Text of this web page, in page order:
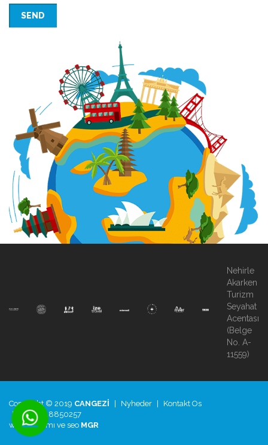
SEND
Nehirle
Akarken
Turizm
Seyahat
Acentası
(Belge
No. A-
11559)
Copyright © 2019 CANGEZİ | Nyheder |
Kontakt Os
|
+90.850.8850257
web tasarımı ve seo MGR